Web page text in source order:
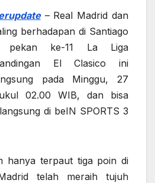
– Real Madrid dan
berhadapan di Santiago
pekan ke-11 La Liga
El Clasico ini
pada Minggu, 27
02.00 WIB, dan bisa
di beIN SPORTS 3
hanya terpaut tiga poin di
telah meraih tujuh